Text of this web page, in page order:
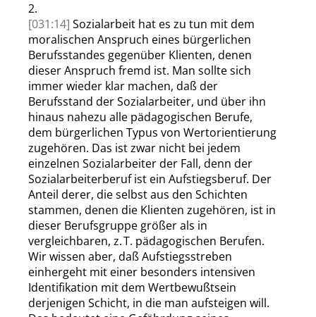
2.
[031:14] Sozialarbeit hat es zu tun mit dem
moralischen Anspruch eines bürgerlichen
Berufsstandes gegenüber Klienten, denen
dieser Anspruch fremd ist. Man sollte sich
immer wieder klar machen, daß der
Berufsstand der Sozialarbeiter, und über ihn
hinaus nahezu alle pädagogischen Berufe,
dem bürgerlichen Typus von Wertorientierung
zugehören. Das ist zwar nicht bei jedem
einzelnen Sozialarbeiter der Fall, denn der
Sozialarbeiterberuf ist ein Aufstiegsberuf. Der
Anteil derer, die selbst aus den Schichten
stammen, denen die Klienten zugehören, ist in
dieser Berufsgruppe größer als in
vergleichbaren, z. T. pädagogischen Berufen.
Wir wissen aber, daß Aufstiegsstreben
einhergeht mit einer besonders intensiven
Identifikation mit dem Wertbewußtsein
derjenigen Schicht, in die man aufsteigen will.